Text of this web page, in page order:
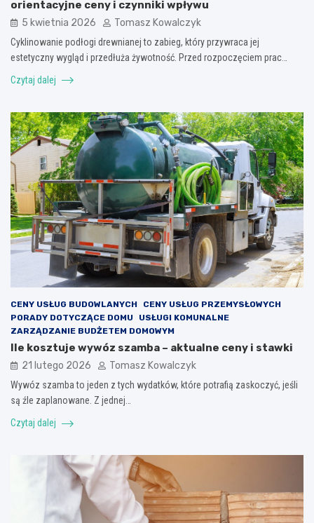
orientacyjne ceny i czynniki wpływu
5 kwietnia 2026 Tomasz Kowalczyk
Cyklinowanie podłogi drewnianej to zabieg, który przywraca jej
estetyczny wygląd i przedłuża żywotność. Przed rozpoczęciem prac…
Czytaj dalej
CENY USŁUG BUDOWLANYCH
CENY USŁUG PRZEMYSŁOWYCH
PORADY DOTYCZĄCE DOMU
USŁUGI KOMUNALNE
ZARZĄDZANIE BUDŻETEM DOMOWYM
Ile kosztuje wywóz szamba – aktualne ceny i stawki
21 lutego 2026 Tomasz Kowalczyk
Wywóz szamba to jeden z tych wydatków, które potrafią zaskoczyć, jeśli
są źle zaplanowane. Z jednej…
Czytaj dalej